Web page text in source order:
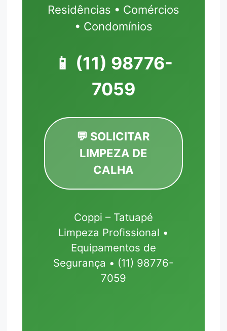
Residências • Comércios
• Condomínios
📱 (11) 98776-
7059
💬 SOLICITAR
LIMPEZA DE
CALHA
Coppi – Tatuapé
Limpeza Profissional •
Equipamentos de
Segurança • (11) 98776-
7059